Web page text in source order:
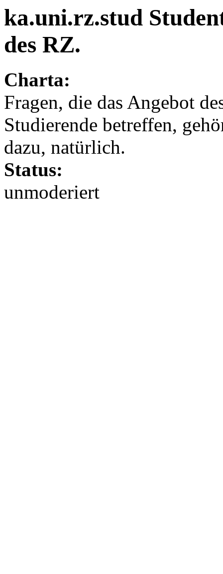
ka.uni.rz.stud
des RZ.
Charta:
Fragen, die das Angebot
Studierende betreffen,
dazu, natürlich.
Status:
unmoderiert